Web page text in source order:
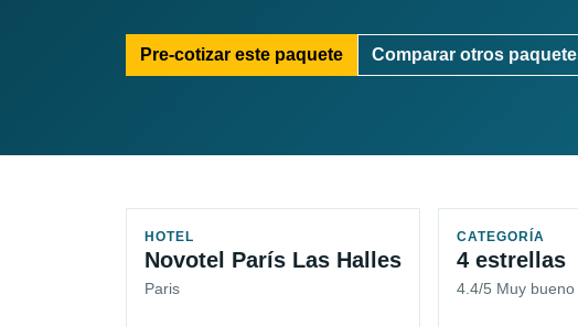
Pre-cotizar este paquete Comparar otros
HOTEL
Novotel París Las Halles
Paris
CATEGORÍA
4 estrellas
4.4/5 Muy bueno